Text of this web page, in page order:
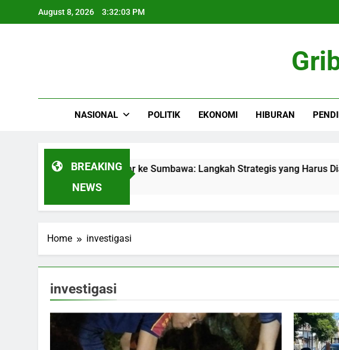
August 8, 2026 3:32:04 PM
NASIONAL POLITIK EKONOMI HIBURAN
BREAKING
NEWS
Camellia Bersandar ke Sumbawa: Langkah Strategis yang Harus Diawasi
Home investigasi
investigasi